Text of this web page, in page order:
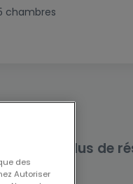
chambres
pour plus de
des
Autoriser